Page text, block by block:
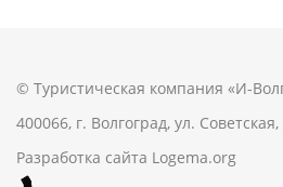
© Туристическая компания «И-
400066, г. Волгоград, ул. Советская,
Разработка сайта Logema.org